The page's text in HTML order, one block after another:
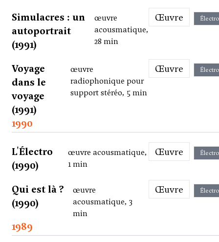
Simulacres : un
autoportrait
(1991)
œuvre
acousmatique,
28 min
Œuvre
Voyage
dans le
voyage
(1991)
œuvre
radiophonique pour
support stéréo, 5 min
Œuvre
1990
L'Électro
(1990)
œuvre acousmatique,
1 min
Œuvre
Qui est là ?
(1990)
œuvre
acousmatique, 3
min
Œuvre
1989